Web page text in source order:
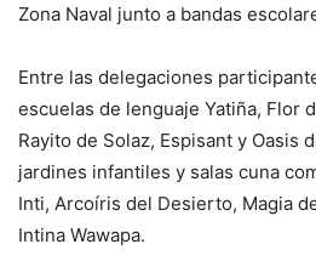
Zona Naval junto a bandas
Entre las delegaciones
escuelas de lenguaje Yatiña, Flor
Rayito de Solaz, Espisant y Oasis
jardines infantiles y salas cuna
Inti, Arcoíris del Desierto, Magia
Intina Wawapa.